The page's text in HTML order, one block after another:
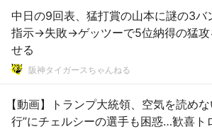
中日の9回表、猛打賞の山本に謎の3バ
指示→失敗→ゲッツーで5位納得の猛攻
せる
阪神タイガースちゃんねる
【動画】トランプ大統領、空気を読めな
行”にチェルシーの選手も困惑…歓喜ト